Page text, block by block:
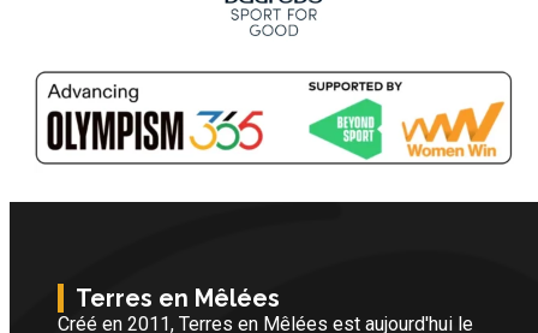
Terres en Mêlées
Créé en 2011, Terres en Mêlées est aujourd'hui le